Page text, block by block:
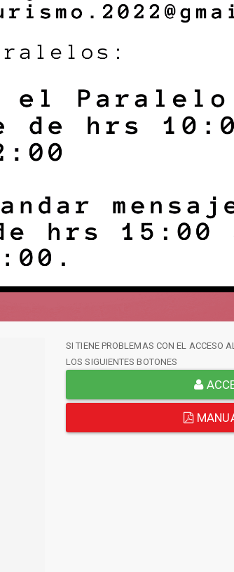
SI TIENE PROBLEMAS CON EL ACCESO
LOS SIGUIENTES BOTONES